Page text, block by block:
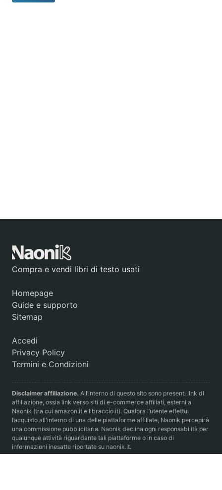
Compra e vendi libri di testo usati
Homepage
Guide e supporto
Sitemap
Accedi
Privacy Policy
Termini e Condizioni